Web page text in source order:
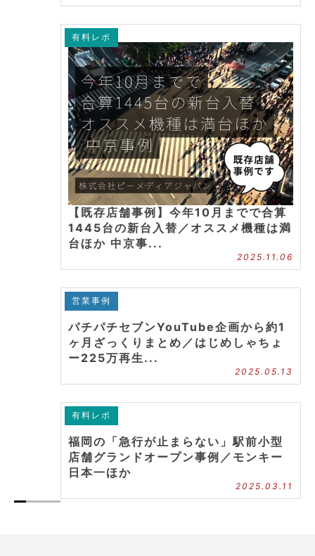
有料レポ
【既存店舗事例】今年10月までで合算
1445台の新台入替／オススメ機種は満
台ほか 中京事...
2025.11.06
営業事例
パチパチセブンYouTube企画から約1
ヶ月ざっくりまとめ／はじめしゃちょ
ー225万再生...
2025.05.13
有料レポ
福岡の「急行が止まらない」駅前小型
店舗グランドオープン事例／モンキー
日本一ほか
2025.03.11